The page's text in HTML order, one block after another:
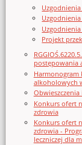
Uzgodnienia
Uzgodnienia
Uzgodnienia
Projekt
postępowania
alkoholowych
Konkurs ofert
zdrowia
Konkurs ofert
zdrowia -
leczniczej dla